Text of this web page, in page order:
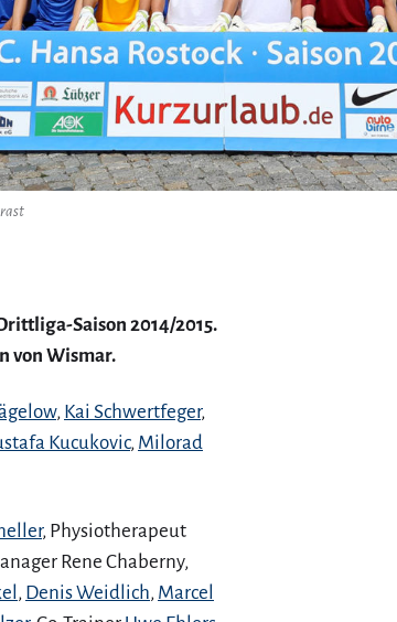
Saison 2014/2015.
von Wismar.
, Kai Schwertfeger,
Kucukovic, Milorad
, Physiotherapeut
Rene Chaberny,
, Denis Weidlich, Marcel